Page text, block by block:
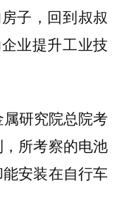
子，回到叔叔
业提升工业技
研究院总院考
所考察的电池
安装在自行车